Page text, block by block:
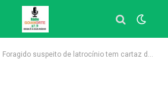
Foragido suspeito de latrocínio tem cartaz de procurado divulgado pela Polícia Civil